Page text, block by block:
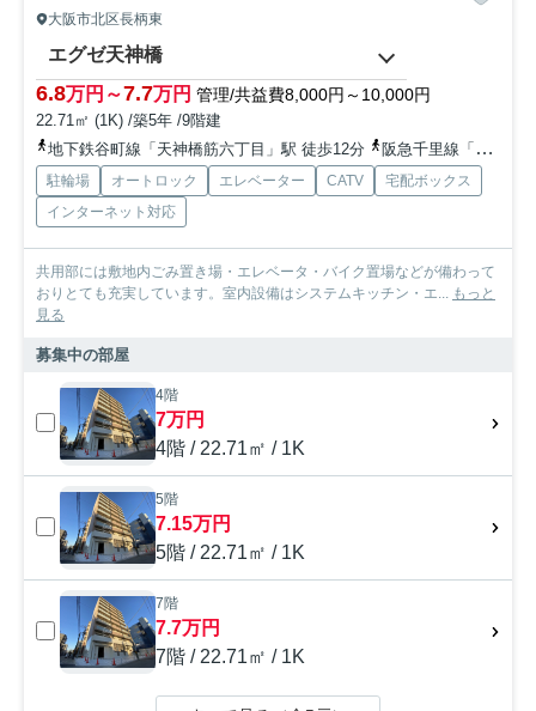
大阪市北区長柄東
エグゼ天神橋
6.8万円～7.7万円 管理/共益費8,000円～10,000円
22.71㎡ (1K) /築5年 /9階建
地下鉄谷町線「天神橋筋六丁目」駅 徒歩12分
阪急千里線「天神橋筋六丁目」駅 徒歩12分
駐輪場 オートロック エレベーター CATV
宅配ボックス
インターネット対応
共用部には敷地内ごみ置き場・エレベータ・バイク置場などが備わって
おりとても充実しています。室内設備はシステムキッチン・エ...
もっと
見る
募集中の部屋
4階
7万円
4階 / 22.71㎡ / 1K
5階
7.15万円
5階 / 22.71㎡ / 1K
7階
7.7万円
7階 / 22.71㎡ / 1K